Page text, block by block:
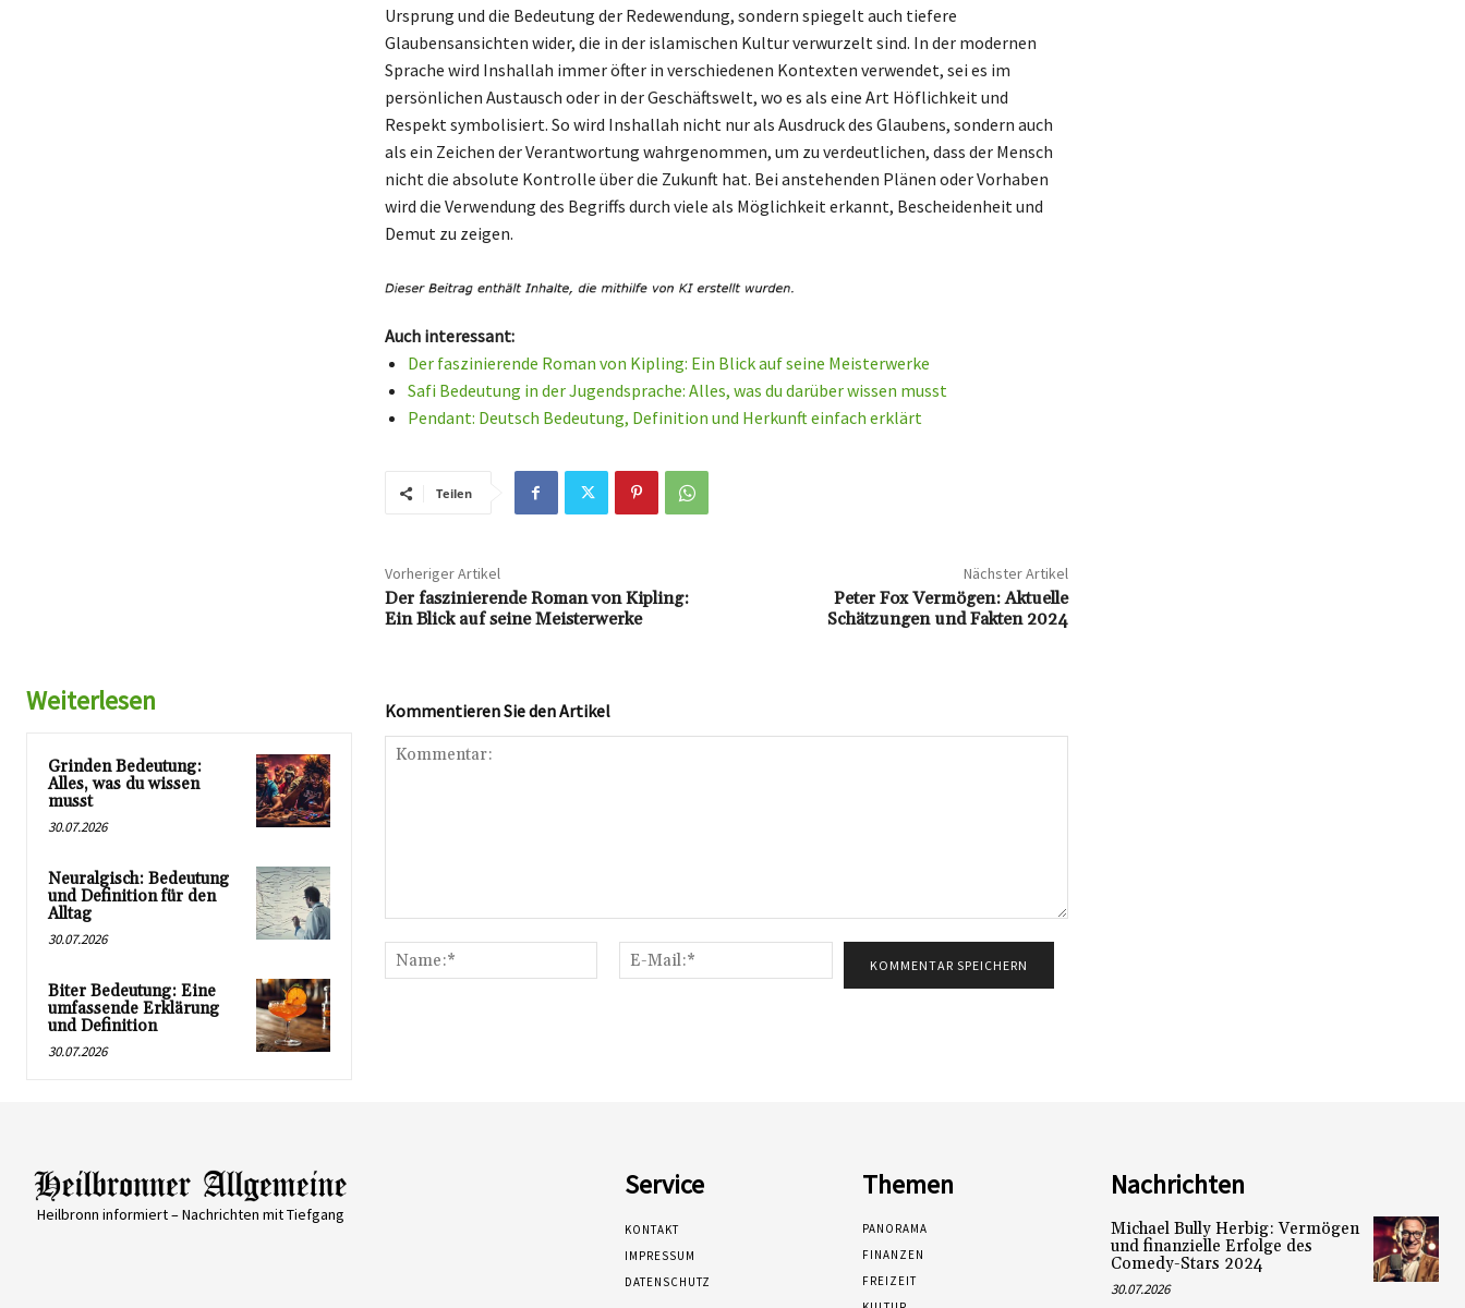
Ursprung und die Bedeutung der Redewendung, sondern spiegelt auch tiefere
Glaubensansichten wider, die in der islamischen Kultur verwurzelt sind. In der modernen
Sprache wird Inshallah immer öfter in verschiedenen Kontexten verwendet, sei es im
persönlichen Austausch oder in der Geschäftswelt, wo es als eine Art Höflichkeit und
Respekt symbolisiert. So wird Inshallah nicht nur als Ausdruck des Glaubens, sondern auch
als ein Zeichen der Verantwortung wahrgenommen, um zu verdeutlichen, dass der Mensch
nicht die absolute Kontrolle über die Zukunft hat. Bei anstehenden Plänen oder Vorhaben
wird die Verwendung des Begriffs durch viele als Möglichkeit erkannt, Bescheidenheit und
Demut zu zeigen.
Auch interessant:
Der faszinierende Roman von Kipling: Ein Blick auf seine Meisterwerke
Safi Bedeutung in der Jugendsprache: Alles, was du darüber wissen musst
Pendant: Deutsch Bedeutung, Definition und Herkunft einfach erklärt
Teilen
Vorheriger Artikel
Der faszinierende Roman von Kipling:
Ein Blick auf seine Meisterwerke
Nächster Artikel
Peter Fox Vermögen: Aktuelle
Schätzungen und Fakten 2024
Weiterlesen
Grinden Bedeutung:
Alles, was du wissen
musst
30.07.2026
Neuralgisch: Bedeutung
und Definition für den
Alltag
30.07.2026
Biter Bedeutung: Eine
umfassende Erklärung
und Definition
30.07.2026
Kommentieren Sie den Artikel
Name:*
Mail:*
Heilbronn informiert – Nachrichten mit Tiefgang
Service
KONTAKT
IMPRESSUM
DATENSCHUTZ
Themen
PANORAMA
FINANZEN
FREIZEIT
Nachrichten
Michael Bully Herbig: Vermögen
und finanzielle Erfolge des
Comedy-Stars 2024
30.07.2026